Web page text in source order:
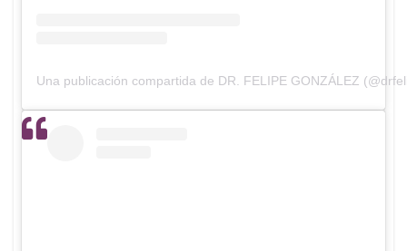
Una publicación compartida de DR. FELIPE GONZÁLEZ